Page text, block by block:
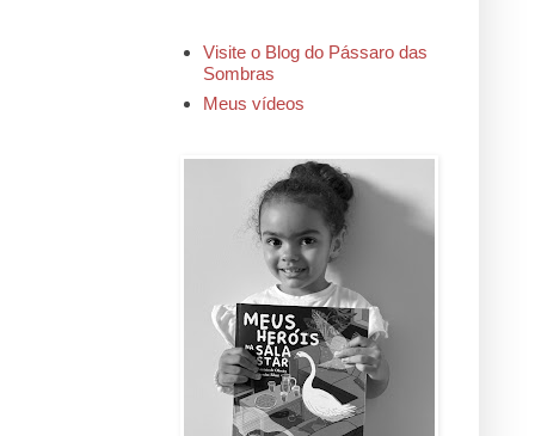
Visite o Blog do Pássaro das
Sombras
Meus vídeos